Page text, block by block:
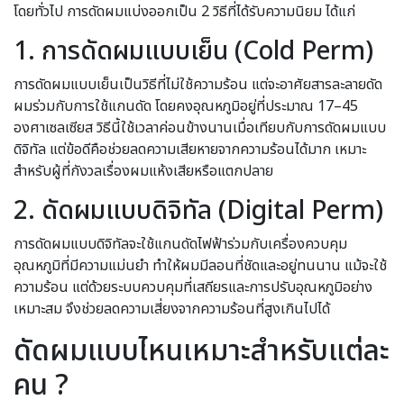
โดยทั่วไป การดัดผมแบ่งออกเป็น 2 วิธีที่ได้รับความนิยม ได้แก่
1. การดัดผมแบบเย็น (Cold Perm)
การดัดผมแบบเย็นเป็นวิธีที่ไม่ใช้ความร้อน แต่จะอาศัยสารละลายดัด
ผมร่วมกับการใช้แกนดัด โดยคงอุณหภูมิอยู่ที่ประมาณ 17–45
องศาเซลเซียส วิธีนี้ใช้เวลาค่อนข้างนานเมื่อเทียบกับการดัดผมแบบ
ดิจิทัล แต่ข้อดีคือช่วยลดความเสียหายจากความร้อนได้มาก เหมาะ
สำหรับผู้ที่กังวลเรื่องผมแห้งเสียหรือแตกปลาย
2. ดัดผมแบบดิจิทัล (Digital Perm)
การดัดผมแบบดิจิทัลจะใช้แกนดัดไฟฟ้าร่วมกับเครื่องควบคุม
อุณหภูมิที่มีความแม่นยำ ทำให้ผมมีลอนที่ชัดและอยู่ทนนาน แม้จะใช้
ความร้อน แต่ด้วยระบบควบคุมที่เสถียรและการปรับอุณหภูมิอย่าง
เหมาะสม จึงช่วยลดความเสี่ยงจากความร้อนที่สูงเกินไปได้
ดัดผมแบบไหนเหมาะสำหรับแต่ละ
คน ?